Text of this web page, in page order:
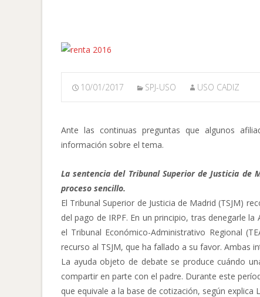
10/01/2017 SPJ-USO USO CADIZ
Ante las continuas preguntas que algunos
información sobre el tema.
La sentencia del Tribunal Superior de Justicia de
proceso sencillo.
El Tribunal Superior de Justicia de Madrid (TSJM)
del pago de IRPF. En un principio, tras denegarle
el Tribunal Económico-Administrativo Regional
recurso al TSJM, que ha fallado a su favor. Ambas
La ayuda objeto de debate se produce cuándo
compartir en parte con el padre. Durante este
que equivale a la base de cotización, según explica